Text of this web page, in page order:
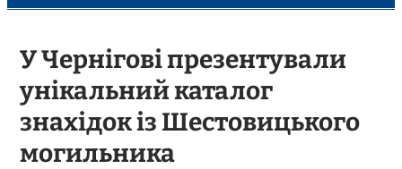
У Чернігові презентували
унікальний каталог
знахідок із Шестовицького
могильника